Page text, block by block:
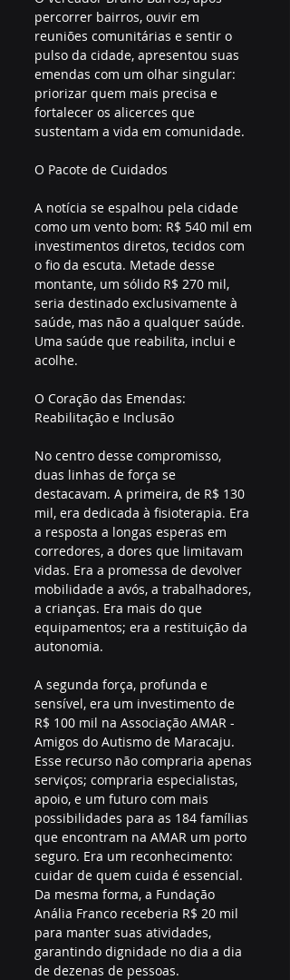
percorrer bairros, ouvir em
reuniões comunitárias e sentir o
pulso da cidade, apresentou suas
emendas com um olhar singular:
priorizar quem mais precisa e
fortalecer os alicerces que
sustentam a vida em comunidade.
O Pacote de Cuidados
A notícia se espalhou pela cidade
como um vento bom: R$ 540 mil em
investimentos diretos, tecidos com
o fio da escuta. Metade desse
montante, um sólido R$ 270 mil,
seria destinado exclusivamente à
saúde, mas não a qualquer saúde.
Uma saúde que reabilita, inclui e
acolhe.
O Coração das Emendas:
Reabilitação e Inclusão
No centro desse compromisso,
duas linhas de força se
destacavam. A primeira, de R$ 130
mil, era dedicada à fisioterapia. Era
a resposta a longas esperas em
corredores, a dores que limitavam
vidas. Era a promessa de devolver
mobilidade a avós, a trabalhadores,
a crianças. Era mais do que
equipamentos; era a restituição da
autonomia.
A segunda força, profunda e
sensível, era um investimento de
R$ 100 mil na Associação AMAR -
Amigos do Autismo de Maracaju.
Esse recurso não compraria apenas
serviços; compraria especialistas,
apoio, e um futuro com mais
possibilidades para as 184 famílias
que encontram na AMAR um porto
seguro. Era um reconhecimento:
cuidar de quem cuida é essencial.
Da mesma forma, a Fundação
Anália Franco receberia R$ 20 mil
para manter suas atividades,
garantindo dignidade no dia a dia
de dezenas de pessoas.